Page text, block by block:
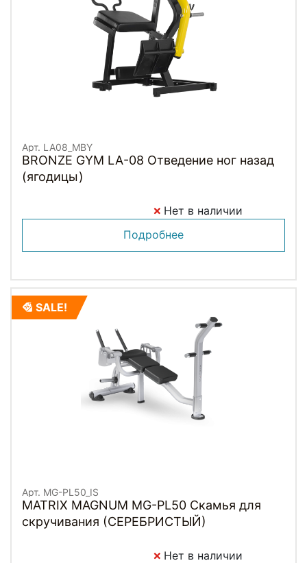
Арт. LA08_MBY
BRONZE GYM LA-08 Отведение ног назад
(ягодицы)
Нет в наличии
Подробнее
SALE!
Арт. MG-PL50_IS
MATRIX MAGNUM MG-PL50 Скамья для
скручивания (СЕРЕБРИСТЫЙ)
Нет в наличии